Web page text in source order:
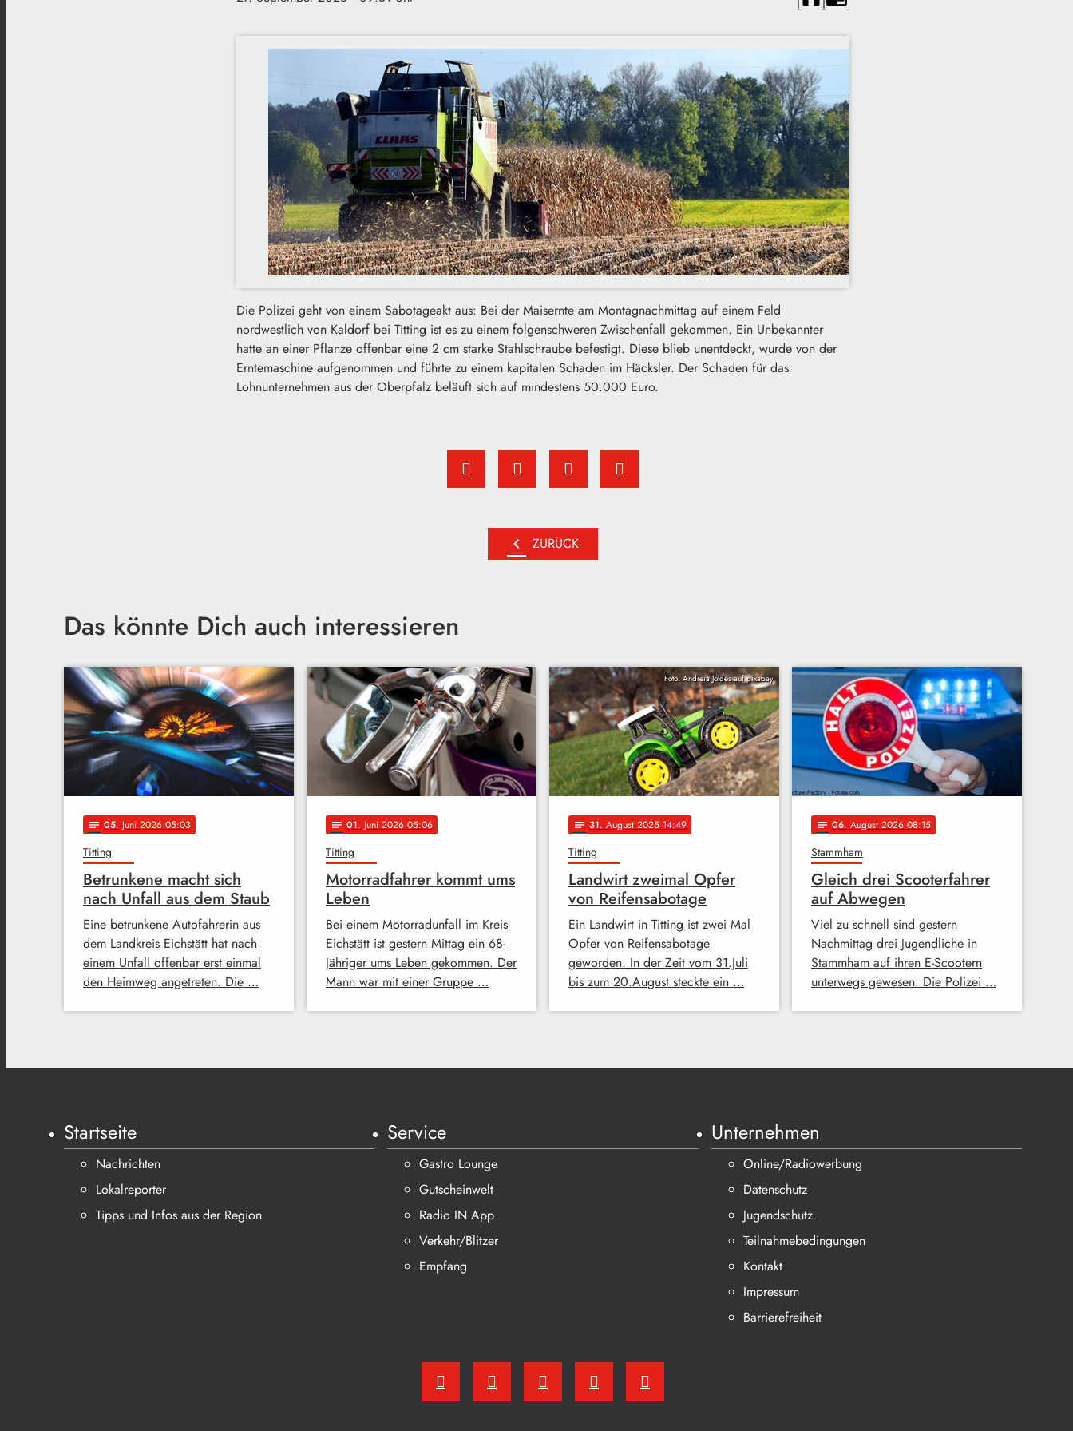
Die Polizei geht von einem Sabotageakt aus: Bei der Maisernte am Montagnachmittag auf einem Feld
nordwestlich von Kaldorf bei Titting ist es zu einem folgenschweren Zwischenfall gekommen. Ein Unbekannter
hatte an einer Pflanze offenbar eine 2 cm starke Stahlschraube befestigt. Diese blieb unentdeckt, wurde von der
Erntemaschine aufgenommen und führte zu einem kapitalen Schaden im Häcksler. Der Schaden für das
Lohnunternehmen aus der Oberpfalz beläuft sich auf mindestens 50.000 Euro.
chevron_left ZURÜCK
Das könnte Dich auch interessieren
notes 05. Juni 2026 05:03
Titting
Betrunkene macht sich
nach Unfall aus dem Staub
Eine betrunkene Autofahrerin aus
dem Landkreis Eichstätt hat nach
einem Unfall offenbar erst einmal
den Heimweg angetreten. Die …
notes 01. Juni 2026 05:06
Titting
Motorradfahrer kommt ums
Leben
Bei einem Motorradunfall im Kreis
Eichstätt ist gestern Mittag ein 68-
Jähriger ums Leben gekommen. Der
Mann war mit einer Gruppe …
Foto: Andreia Joldes auf pixabay
notes 31. August 2025 14:49
Titting
Landwirt zweimal Opfer
von Reifensabotage
Ein Landwirt in Titting ist zwei Mal
Opfer von Reifensabotage
geworden. In der Zeit vom 31.Juli
bis zum 20.August steckte ein …
notes 06. August 2026 08:15
Stammham
Gleich drei Scooterfahrer
auf Abwegen
Viel zu schnell sind gestern
Nachmittag drei Jugendliche in
Stammham auf ihren E-Scootern
unterwegs gewesen. Die Polizei …
Startseite
Nachrichten
Lokalreporter
Tipps und Infos aus der Region
Service
Gastro Lounge
Gutscheinwelt
Radio IN App
Verkehr/Blitzer
Empfang
Unternehmen
Online/Radiowerbung
Datenschutz
Jugendschutz
Teilnahmebedingungen
Kontakt
Impressum
Barrierefreiheit